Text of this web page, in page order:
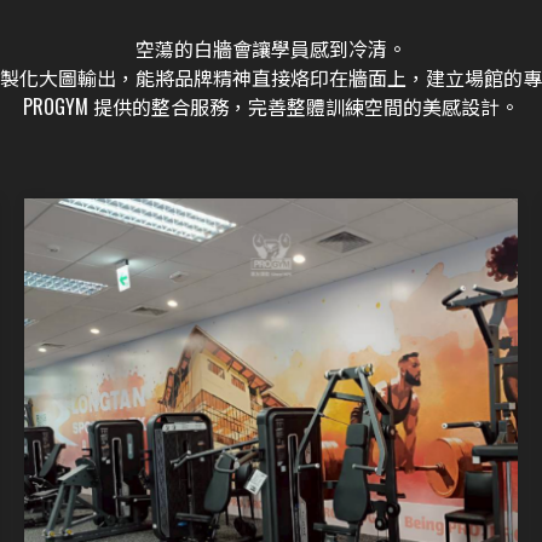
空蕩的白牆會讓學員感到冷清。
化大圖輸出，能將品牌精神直接烙印在牆面上，建立場館的
PROGYM 提供的整合服務，完善整體訓練空間的美感設計。